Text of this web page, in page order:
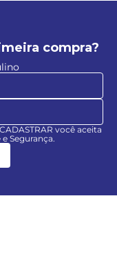
compra?
você aceita
Segurança.